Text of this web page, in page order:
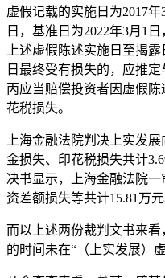
虚假记载的实施日为2017
日，基准日为2022年3月1
上述虚假陈述实施日至揭
日最终受有损失的，应推
丙应当赔偿投资者因虚假
花税损失。
上海金融法院判决上实发
金损失、印花税损失共计
决书显示，上海金融法院
资差额损失等共计15.81万元
而以上述两份裁判文书来
的时间未在“（上实发展）